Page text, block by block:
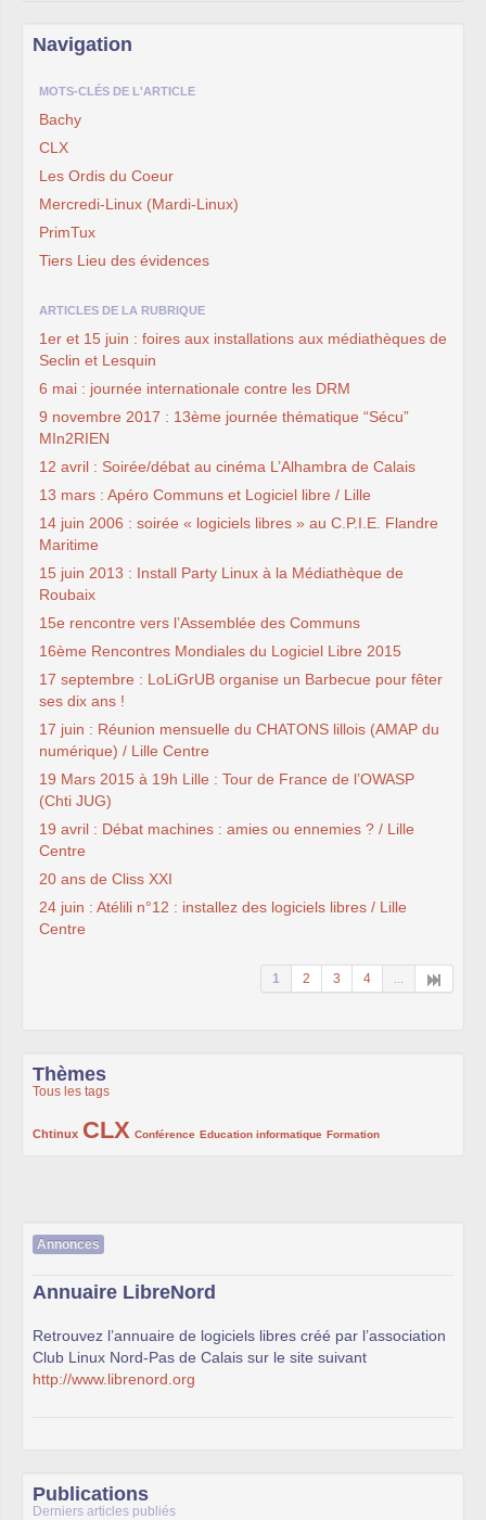
Navigation
MOTS-CLÉS DE L'ARTICLE
Bachy
CLX
Les Ordis du Coeur
Mercredi-Linux (Mardi-Linux)
PrimTux
Tiers Lieu des évidences
ARTICLES DE LA RUBRIQUE
1er et 15 juin : foires aux installations aux médiathèques de
Seclin et Lesquin
6 mai : journée internationale contre les DRM
9 novembre 2017 : 13ème journée thématique “Sécu”
MIn2RIEN
12 avril : Soirée/débat au cinéma L’Alhambra de Calais
13 mars : Apéro Communs et Logiciel libre / Lille
14 juin 2006 : soirée « logiciels libres » au C.P.I.E. Flandre
Maritime
15 juin 2013 : Install Party Linux à la Médiathèque de
Roubaix
15e rencontre vers l’Assemblée des Communs
16ème Rencontres Mondiales du Logiciel Libre 2015
17 septembre : LoLiGrUB organise un Barbecue pour fêter
ses dix ans !
17 juin : Réunion mensuelle du CHATONS lillois (AMAP du
numérique) / Lille Centre
19 Mars 2015 à 19h Lille : Tour de France de l’OWASP
(Chti JUG)
19 avril : Débat machines : amies ou ennemies ? / Lille
Centre
20 ans de Cliss XXI
24 juin : Atélili n°12 : installez des logiciels libres / Lille
Centre
1 2 3 4
Thèmes
Tous les tags
Chtinux
222/1002CLX
1002/1002 Conférence
132/1002 Education informatique
119/1002 Formation
168/1002
Annonces
Annuaire LibreNord
Retrouvez l’annuaire de logiciels libres créé par l’association
Club Linux Nord-Pas de Calais sur le site suivant
http://www.librenord.org
Publications
Derniers articles publiés